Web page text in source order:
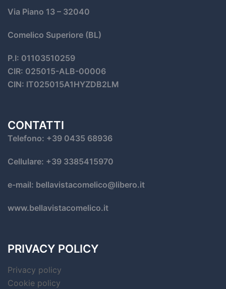
Via Piano 13 – 32040
Comelico Superiore (BL)
P.I: 01103510259
CIR: 025015-ALB-00006
CIN: IT025015A1HYZDB2LM
CONTATTI
Telefono: +39 0435 68936
Cellulare: +39 3385415970
e-mail: bellavistacomelico@libero.it
www.bellavistacomelico.it
PRIVACY POLICY
Privacy policy
Cookie policy